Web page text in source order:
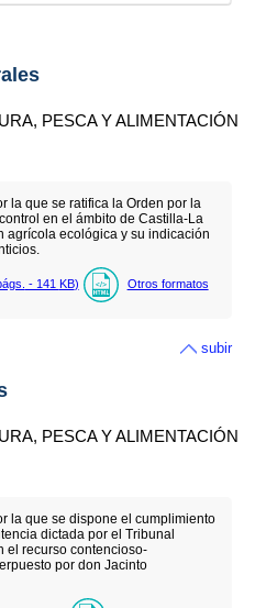
PESCA Y ALIMENTACIÓN
la que se ratifica la Orden por la
en el ámbito de Castilla-La
agrícola ecológica y su indicación
- 141 KB) Otros formatos
subir
PESCA Y ALIMENTACIÓN
la que se dispone el cumplimiento
dictada por el Tribunal
el recurso contencioso-
por don Jacinto